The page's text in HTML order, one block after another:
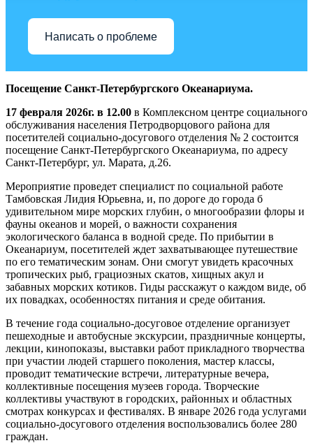
Написать о проблеме
Посещение Санкт-Петербургского Океанариума.
17 февраля 2026г. в 12.00 в Комплексном центре социального
обслуживания населения Петродворцового района для
посетителей социально-досугового отделения № 2 состоится
посещение Санкт-Петербургского Океанариума, по адресу
Санкт-Петербург, ул. Марата, д.26.
Мероприятие проведет специалист по социальной работе
Тамбовская Лидия Юрьевна, и, по дороге до города б
удивительном мире морских глубин, о многообразии флоры и
фауны океанов и морей, о важности сохранения
экологического баланса в водной среде. По прибытии в
Океанариум, посетителей ждет захватывающее путешествие
по его тематическим зонам. Они смогут увидеть красочных
тропических рыб, грациозных скатов, хищных акул и
забавных морских котиков. Гиды расскажут о каждом виде, об
их повадках, особенностях питания и среде обитания.
В течение года социально-досуговое отделение организует
пешеходные и автобусные экскурсии, праздничные концерты,
лекции, кинопоказы, выставки работ прикладного творчества
при участии людей старшего поколения, мастер классы,
проводит тематические встречи, литературные вечера,
коллективные посещения музеев города. Творческие
коллективы участвуют в городских, районных и областных
смотрах конкурсах и фестивалях. В январе 2026 года услугами
социально-досугового отделения воспользовались более 280
граждан.